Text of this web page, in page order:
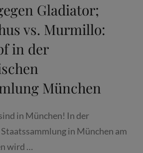
Gladiator;
vs. Murmillo:
in der
München
in München! In der
in München am
wird …